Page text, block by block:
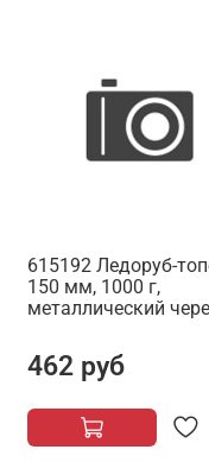
615192 Ледоруб-
150 мм, 1000 г,
металлический
462 руб